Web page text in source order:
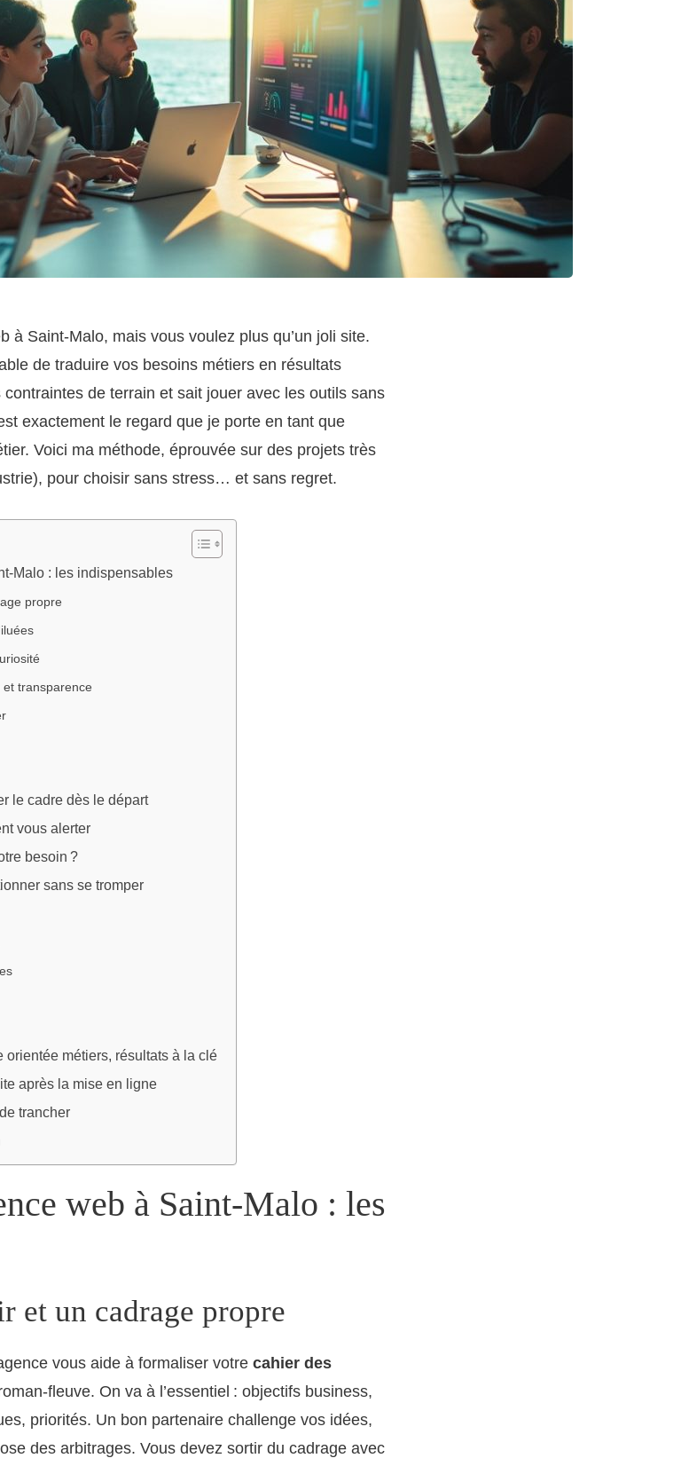
à Saint-Malo, mais vous voulez plus qu’un joli site.
de traduire vos besoins métiers en résultats
de terrain et sait jouer avec les outils sans
exactement le regard que je porte en tant que
Voici ma méthode, éprouvée sur des projets très
pour choisir sans stress… et sans regret.
: les indispensables
propre
transparence
le cadre dès le départ
vous alerter
besoin ?
sans se tromper
orientée métiers, résultats à la clé
après la mise en ligne
trancher
web à Saint‑Malo : les
et un cadrage propre
vous aide à formaliser votre cahier des
fleuve. On va à l’essentiel : objectifs business,
priorités. Un bon partenaire challenge vos idées,
des arbitrages. Vous devez sortir du cadrage avec